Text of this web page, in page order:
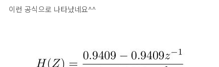
이런 공식으로 나타났네요^^